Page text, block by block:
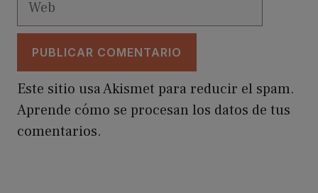
Este sitio usa Akismet para reducir el spam.
Aprende cómo se procesan los datos de tus
comentarios.